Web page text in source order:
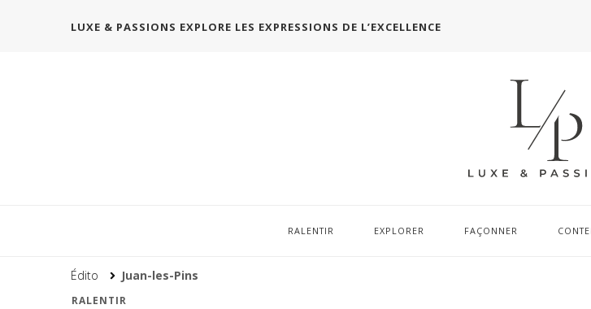
LUXE & PASSIONS EXPLORE LES EXPRESSIONS DE L’EXCELLENCE
RALENTIR EXPLORER FAÇONNER
Édito Juan-les-Pins
RALENTIR